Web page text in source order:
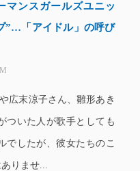
マンスガールズユニッ
”…「アイドル」の呼び
広末涼子さん、雛形あき
ついた人が歌手としても
でしたが、彼女たちのこ
りませ...